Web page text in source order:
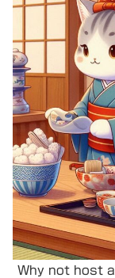
Why not host